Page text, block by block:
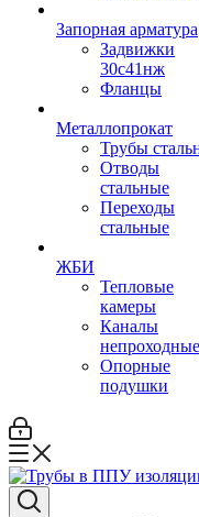
Запорная арматура
Задвижки
30с41нж
Фланцы
Металлопрокат
Трубы
Отводы
стальные
Переходы
стальные
ЖБИ
Тепловые
камеры
Каналы
непроходные
Опорные
подушки